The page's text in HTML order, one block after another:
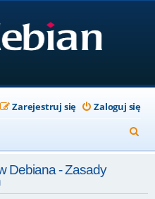
Zaloguj się
Zarejestruj się
z
k
Debiana - Zasady